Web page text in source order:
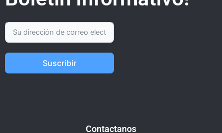
Suscribir
Contactanos